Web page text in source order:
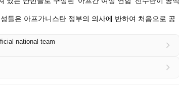
들은 아프가니스탄 정부의 의사에 반하여 처음으로 공
national team